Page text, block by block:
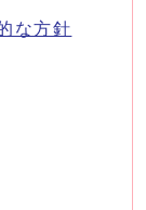
な方針